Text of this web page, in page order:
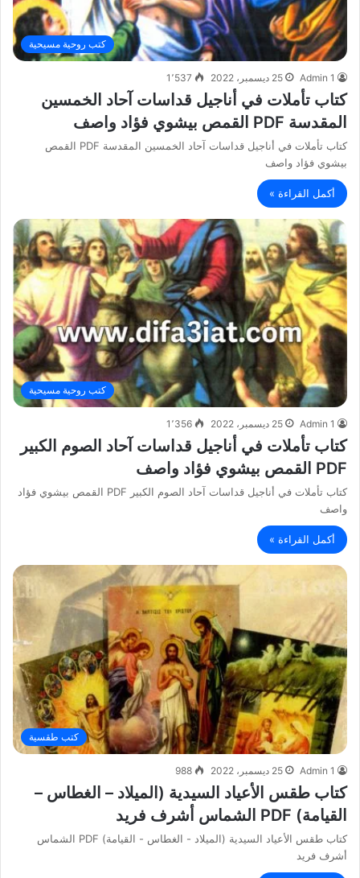
كتب روحية مسيحية
Admin 1 25 ديسمبر، 2022 1٬537
كتاب تأملات في أناجيل قداسات آحاد الخمسين
المقدسة PDF القمص بيشوي فؤاد واصف
كتاب تأملات في أناجيل قداسات آحاد الخمسين المقدسة PDF القمص
بيشوي فؤاد واصف
أكمل القراءة »
كتب روحية مسيحية
Admin 1 25 ديسمبر، 2022 1٬356
كتاب تأملات في أناجيل قداسات آحاد الصوم الكبير
PDF القمص بيشوي فؤاد واصف
كتاب تأملات في أناجيل قداسات آحاد الصوم الكبير PDF القمص بيشوي فؤاد
واصف
أكمل القراءة »
كتب طقسية
Admin 1 25 ديسمبر، 2022 988
كتاب طقس الأعياد السيدية (الميلاد – الغطاس –
القيامة) PDF الشماس أشرف فريد
كتاب طقس الأعياد السيدية (الميلاد - الغطاس - القيامة) PDF الشماس
أشرف فريد